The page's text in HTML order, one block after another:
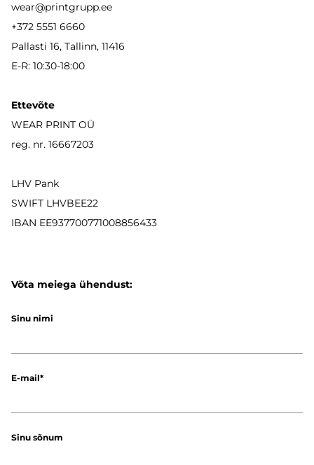
wear@printgrupp.ee
+372 5551 6660
Pallasti 16, Tallinn, 11416
E-R: 10:30-18:00
Ettevõte
WEAR PRINT OÜ
reg. nr. 16667203
LHV Pank
SWIFT LHVBEE22
IBAN EE937700771008856433
Võta meiega ühendust:
Sinu nimi
E-mail
Sinu sõnum